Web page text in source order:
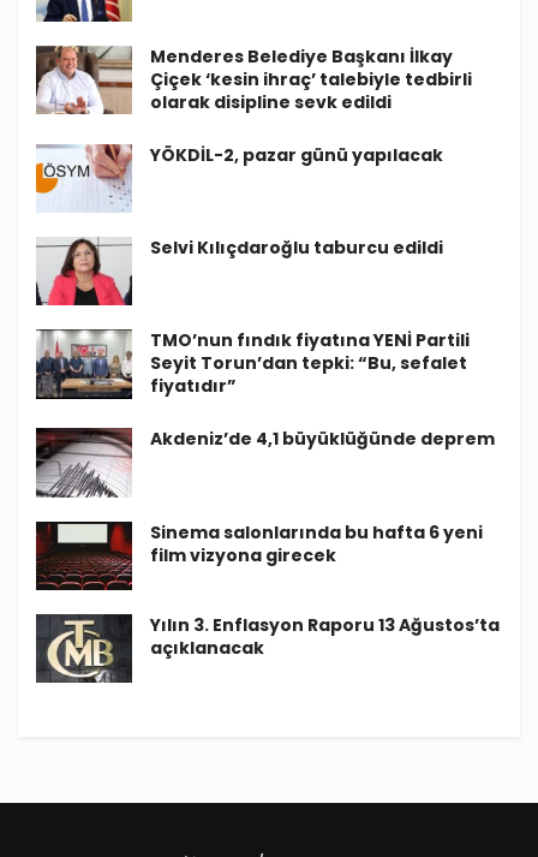
Menderes Belediye Başkanı İlkay
Çiçek ‘kesin ihraç’ talebiyle tedbirli
olarak disipline sevk edildi
YÖKDİL-2, pazar günü yapılacak
Selvi Kılıçdaroğlu taburcu edildi
TMO’nun fındık fiyatına YENİ Partili
Seyit Torun’dan tepki: “Bu, sefalet
fiyatıdır”
Akdeniz’de 4,1 büyüklüğünde deprem
Sinema salonlarında bu hafta 6 yeni
film vizyona girecek
Yılın 3. Enflasyon Raporu 13 Ağustos’ta
açıklanacak